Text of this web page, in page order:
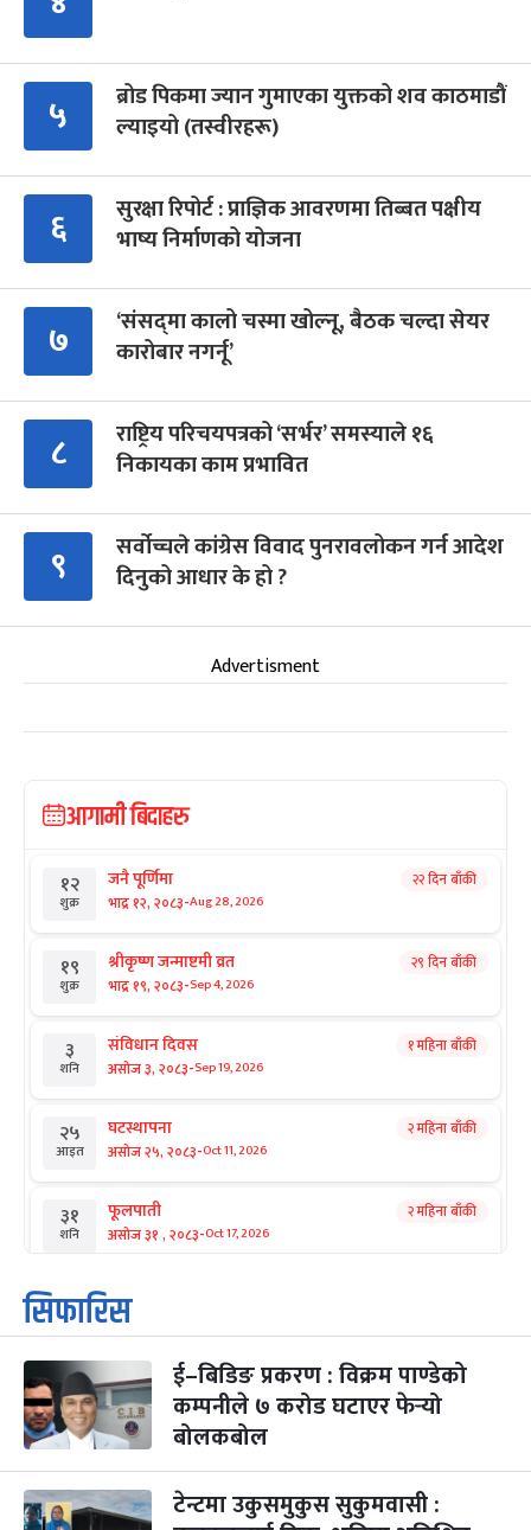
५
ब्रोड पिकमा ज्यान गुमाएका युक्तको शव काठमाडौं
ल्याइयो (तस्वीरहरू)
६
सुरक्षा रिपोर्ट : प्राज्ञिक आवरणमा तिब्बत पक्षीय
भाष्य निर्माणको योजना
७
‘संसद्‍मा कालो चस्मा खोल्नू, बैठक चल्दा सेयर
कारोबार नगर्नू’
८
राष्ट्रिय परिचयपत्रको ‘सर्भर’ समस्याले १६
निकायका काम प्रभावित
९
सर्वोच्चले कांग्रेस विवाद पुनरावलोकन गर्न आदेश
दिनुको आधार के हो ?
Advertisment
आगामी बिदाहरु
१२
शुक्र
जनै पूर्णिमा
भाद्र १२, २०८३-Aug 28, 2026
२२ दिन बाँकी
१९
शुक्र
श्रीकृष्ण जन्माष्टमी व्रत
भाद्र १९, २०८३-Sep 4, 2026
२९ दिन बाँकी
३
शनि
संविधान दिवस
असोज ३, २०८३-Sep 19, 2026
१ महिना बाँकी
२५
आइत
घटस्थापना
असोज २५, २०८३-Oct 11, 2026
२ महिना बाँकी
३१
शनि
फूलपाती
असोज ३१ , २०८३-Oct 17, 2026
२ महिना बाँकी
१
आइत
कार्तिक सङ्क्रान्ति
कार्तिक १, २०८३
३
मंगल
महानवमी
कार्तिक ३, २०८३-Oct 20, 2026
२ महिना बाँकी
४
सिफारिस
ई–बिडिङ प्रकरण : विक्रम पाण्डेको
कम्पनीले ७ करोड घटाएर फेर्‍यो
बोलकबोल
टेन्टमा उकुसमुकुस सुकुमवासी :